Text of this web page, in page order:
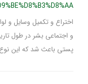
اختراع و تکمیل وسایل و
و اجتماعی بشر در طول
پستی باعث شد که این نوع